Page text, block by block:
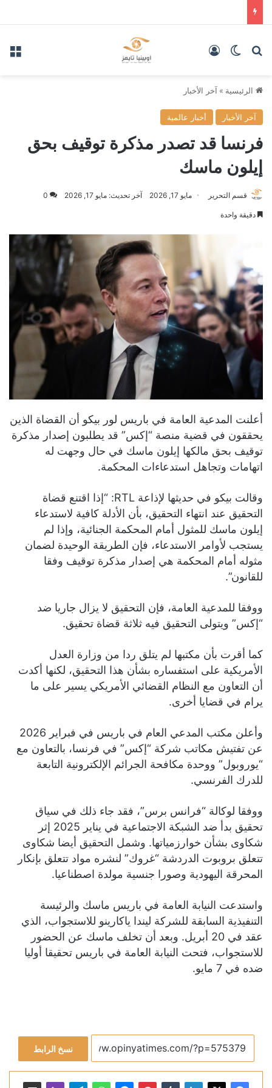
بحث عنالوضع المظلم
الرئيسية » آخر الأخبار
آخر الأخبار أخبار عالمية
فرنسا قد تصدر مذكرة توقيف بحق
إيلون ماسك
قسم التحرير مايو 17, 2026 آخر تحديث: مايو 17, 2026 0
دقيقة واحدة
أعلنت المدعية العامة في باريس لور بيكو أن القضاة الذين
يحققون في قضية منصة “إكس” قد يطلبون إصدار مذكرة
توقيف بحق مالكها إيلون ماسك في حال وجهت له
اتهامات وتجاهل استدعاءات المحكمة.
وقالت بيكو في حديثها لإذاعة RTL: “إذا اقتنع قضاة
التحقيق عند انتهاء التحقيق، بأن الأدلة كافية لاستدعاء
إيلون ماسك للمثول أمام المحكمة الجنائية، وإذا لم
يستجب لأوامر الاستدعاء، فإن الطريقة الوحيدة لضمان
مثوله أمام المحكمة هي إصدار مذكرة توقيف وفقا
للقانون”.
ووفقا للمدعية العامة، فإن التحقيق لا يزال جاريا ضد
“إكس” ويتولى التحقيق فيه ثلاثة قضاة تحقيق.
كما أقرت بأن مكتبها لم يتلق ردا من وزارة العدل
الأمريكية على استفساره بشأن هذا التحقيق، لكنها أكدت
أن التعاون مع النظام القضائي الأمريكي يسير على ما
يرام في قضايا أخرى.
وأعلن مكتب المدعي العام في باريس في فبراير 2026
عن تفتيش مكاتب شركة “إكس” في فرنسا، بالتعاون مع
“يوروبول” ووحدة مكافحة الجرائم الإلكترونية التابعة
للدرك الفرنسي.
ووفقا لوكالة “فرانس برس”، فقد جاء ذلك في سياق
تحقيق بدأ ضد الشبكة الاجتماعية في يناير 2025 إثر
شكاوى بشأن خوارزمياتها. وشمل التحقيق أيضا شكاوى
تتعلق بروبوت الدردشة “غروك” لنشره مواد تتعلق بإنكار
المحرقة اليهودية وصورا جنسية مولدة اصطناعيا.
واستدعت النيابة العامة في باريس ماسك والرئيسة
التنفيذية السابقة للشركة ليندا ياكارينو للاستجواب، الذي
عقد في 20 أبريل. وبعد أن تخلف ماسك عن الحضور
للاستجواب، فتحت النيابة العامة في باريس تحقيقا أوليا
ضده في 7 مايو.
نسخ الرابط